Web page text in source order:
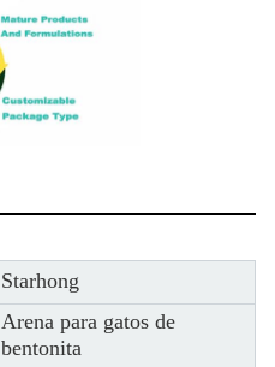
Starhong
Arena para gatos de
bentonita